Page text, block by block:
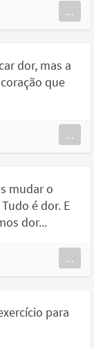
...
dor, mas a
que
...
mudar o
é dor. E
dor...
...
para